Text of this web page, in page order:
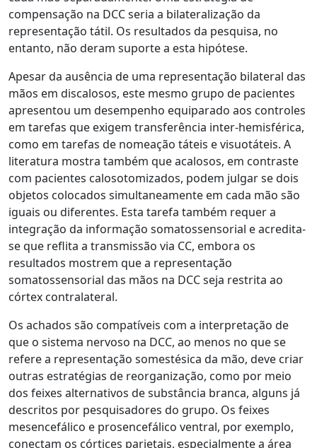
compensação na DCC seria a bilateralização da
representação tátil. Os resultados da pesquisa, no
entanto, não deram suporte a esta hipótese.
Apesar da ausência de uma representação bilateral das
mãos em discalosos, este mesmo grupo de pacientes
apresentou um desempenho equiparado aos controles
em tarefas que exigem transferência inter-hemisférica,
como em tarefas de nomeação táteis e visuotáteis. A
literatura mostra também que acalosos, em contraste
com pacientes calosotomizados, podem julgar se dois
objetos colocados simultaneamente em cada mão são
iguais ou diferentes. Esta tarefa também requer a
integração da informação somatossensorial e acredita-
se que reflita a transmissão via CC, embora os
resultados mostrem que a representação
somatossensorial das mãos na DCC seja restrita ao
córtex contralateral.
Os achados são compatíveis com a interpretação de
que o sistema nervoso na DCC, ao menos no que se
refere a representação somestésica da mão, deve criar
outras estratégias de reorganização, como por meio
dos feixes alternativos de substância branca, alguns já
descritos por pesquisadores do grupo. Os feixes
mesencefálico e prosencefálico ventral, por exemplo,
conectam os córtices parietais, especialmente a área